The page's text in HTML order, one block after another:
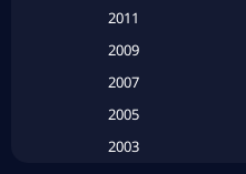
2011
2009
2007
2005
2003